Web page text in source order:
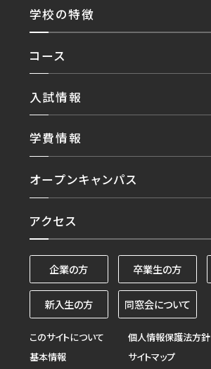
学校の特徴
コース
入試情報
学費情報
オープンキャンパス
アクセス
企業の方 卒業生の方
新入生の方 同窓会について
このサイトについて 個人情報保護法方針
基本情報
サイトマップ